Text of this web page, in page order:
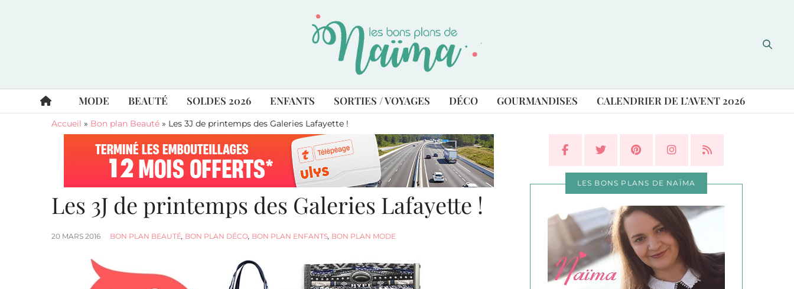
MODE BEAUTÉ SOLDES 2026 ENFANTS SORTIES / VOYAGES DÉCO GOURMANDISES CALENDRIER DE L’AVENT 2026
Accueil » Bon plan Beauté » Les 3J de printemps des Galeries Lafayette !
Les 3J de printemps des Galeries Lafayette !
20 MARS 2016 BON PLAN BEAUTÉ, BON PLAN DÉCO, BON PLAN ENFANTS, BON PLAN MODE
LES BONS PLANS DE NAÏMA